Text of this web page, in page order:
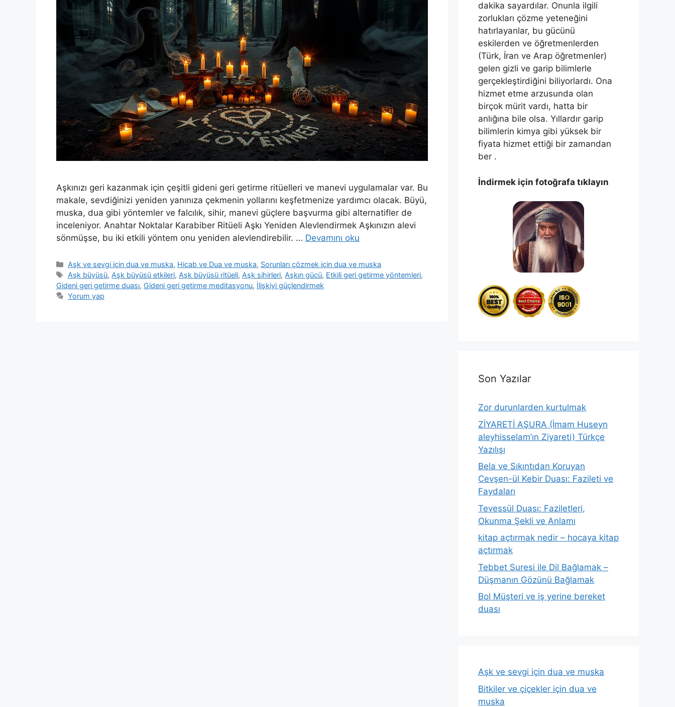
Aşkınızı geri kazanmak için çeşitli gideni geri getirme ritüelleri ve manevi uygulamalar var. Bu
makale, sevdiğinizi yeniden yanınıza çekmenin yollarını keşfetmenize yardımcı olacak. Büyü,
muska, dua gibi yöntemler ve falcılık, sihir, manevi güçlere başvurma gibi alternatifler de
inceleniyor. Anahtar Noktalar Karabiber Ritüeli Aşkı Yeniden Alevlendirmek Aşkınızın alevi
sönmüşse, bu iki etkili yöntem onu yeniden alevlendirebilir. … Devamını oku
Aşk ve sevgi için dua ve muska, Hicab ve Dua ve muska, Sorunları çözmek için dua ve muska
Aşk büyüsü, Aşk büyüsü etkileri, Aşk büyüsü ritüeli, Aşk sihirleri, Aşkın gücü, Etkili geri getirme yöntemleri,
Gideni geri getirme duası, Gideni geri getirme meditasyonu, İlişkiyi güçlendirmek
Yorum yap
dakika sayardılar. Onunla ilgili
zorlukları çözme yeteneğini
hatırlayanlar, bu gücünü
eskilerden ve öğretmenlerden
(Türk, İran ve Arap öğretmenler)
gelen gizli ve garip bilimlerle
gerçekleştirdiğini biliyorlardı. Ona
hizmet etme arzusunda olan
birçok mürit vardı, hatta bir
anlığına bile olsa. Yıllardır garip
bilimlerin kimya gibi yüksek bir
fiyata hizmet ettiği bir zamandan
ber .
İndirmek için fotoğrafa tıklayın
Son Yazılar
Zor durunlarden kurtulmak
ZİYARETİ AŞURA (İmam Huseyn
aleyhisselam’ın Ziyareti) Türkçe
Yazılışı
Bela ve Sıkıntıdan Koruyan
Cevşen-ül Kebir Duası: Fazileti ve
Faydaları
Tevessül Duası: Faziletleri,
Okunma Şekli ve Anlamı
kitap açtırmak nedir – hocaya kitap
açtırmak
Tebbet Suresi ile Dil Bağlamak –
Düşmanın Gözünü Bağlamak
Bol Müşteri ve iş yerine bereket
duası
Aşk ve sevgi için dua ve muska
Bitkiler ve çiçekler için dua ve
muska